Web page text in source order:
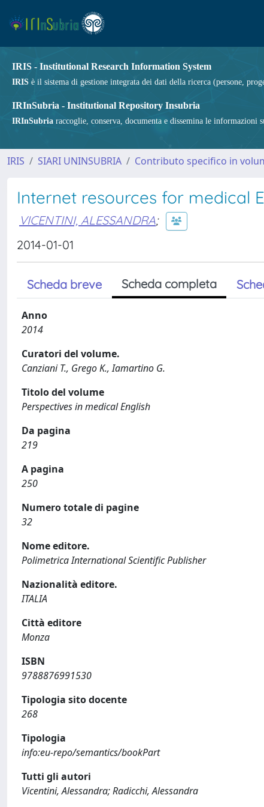
IRIS - Institutional Research Information System
IRIS è il sistema di gestione integrata dei dati della ricerca (persone,
IRInSubria - Institutional Repository Insubria
IRInSubria raccoglie, conserva, documenta e dissemina le
IRIS SIARI UNINSUBRIA Contributo specifico in
Internet resources for medical
VICENTINI, ALESSANDRA;
2014-01-01
Scheda breve Scheda completa
Anno
2014
Curatori del volume.
Canziani T., Grego K., Iamartino G.
Titolo del volume
Perspectives in medical English
Da pagina
219
A pagina
250
Numero totale di pagine
32
Nome editore.
Polimetrica International Scientific Publisher
Nazionalità editore.
ITALIA
Città editore
Monza
ISBN
9788876991530
Tipologia sito docente
268
Tipologia
info:eu-repo/semantics/bookPart
Tutti gli autori
Vicentini, Alessandra; Radicchi, Alessandra